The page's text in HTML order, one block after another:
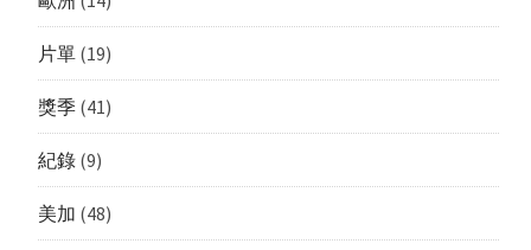
片單(19)
獎季(41)
紀錄(9)
美加 (48)